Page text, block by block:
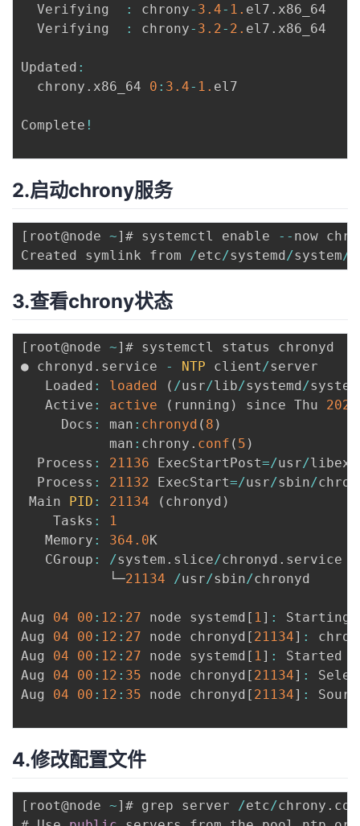
  Verifying
: chrony- 3.4- 1. el7 .
  Verifying
: chrony- 3.2- 2. el7 .
Updated :
  chrony
. x86_64 0 : 3.4- 1.
Complete !
2.启动chrony服务
[ root@node ~] # systemctl enable -- now
Created symlink from /etc/systemd/system/
3.查看chrony状态
[ root@node ~] # systemctl status chronyd
● chronyd . service - NTP client/server
   Loaded
: loaded ( /usr/lib/systemd /system
   Active
: active ( running ) since Thu 2022
     Docs
: man : chronyd ( 8 )
           man
: chrony . conf ( 5 )
  Process
: 21136 ExecStartPost=/usr/
  Process
: 21132 ExecStart=/usr/sbin/
Main
PID : 21134 ( chronyd )
    Tasks
:
1
   Memory
: 364.0K
   CGroup
: /system . slice/chronyd . service
           └─
21134 /usr/sbin/chronyd
Aug 04 00 : 12 : 27 node systemd [ 1] : Starting
Aug 04 00 : 12 : 27 node chronyd [ 21134] :
Aug 04 00 : 12 : 27 node systemd [ 1] : Started
Aug 04 00 : 12 : 35 node chronyd [ 21134] :
Aug 04 00 : 12 : 35 node chronyd [ 21134] :
4.修改配置文件
[ root@node ~] # grep server /etc/chrony .